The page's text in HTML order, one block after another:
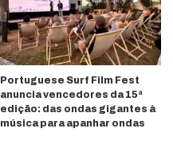
Portuguese Surf Film Fest
anuncia vencedores da 15ª
edição: das ondas gigantes à
música para apanhar ondas